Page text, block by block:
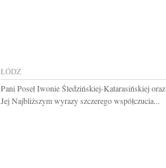
ŁÓDŹ
Pani Poseł Iwonie Śledzińskiej-Katarasińskiej oraz
Jej Najbliższym wyrazy szczerego współczucia...